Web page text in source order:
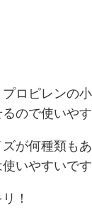
ロピレンの
ので使いやす
が何種類も
いやすいです
！